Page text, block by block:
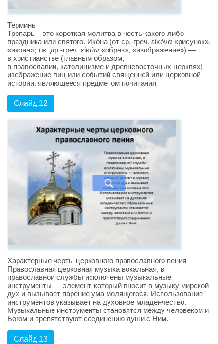
Термины
Тропарь – это короткая молитва в честь какого-либо
праздника или святого. Ико́на (от ср.-греч. εἰκόνα «рисунок»,
«икона»; тж. др.-греч. εἰκών «образ», «изображение») —
в христианстве (главным образом,
в православии, католицизме и древневосточных церквях)
изображение лиц или событий священной или церковной
истории, являющееся предметом почитания
Слайд 12
Характерные черты церковного православного пения
Православная церковная музыка вокальная, в
православной службы исключены музыкальные
инструменты — элемент, который вносит в музыку мирской
дух и вызывает парение ума молящегося. Использование
инструментов указывает на духовное младенчество.
Музыкальные инструменты становятся между человеком и
Богом и препятствуют соединению души с Ним.
Слайд 13